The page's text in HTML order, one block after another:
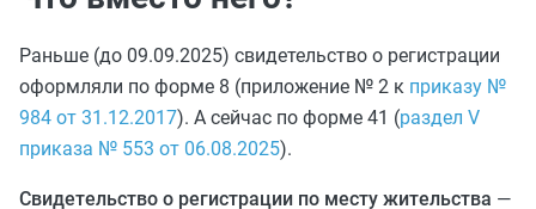
Раньше (до 09.09.2025) свидетельство о регистрации
оформляли по форме 8 (приложение № 2 к приказу №
984 от 31.12.2017). А сейчас по форме 41 (раздел V
приказа № 553 от 06.08.2025).
Свидетельство о регистрации по месту жительства —